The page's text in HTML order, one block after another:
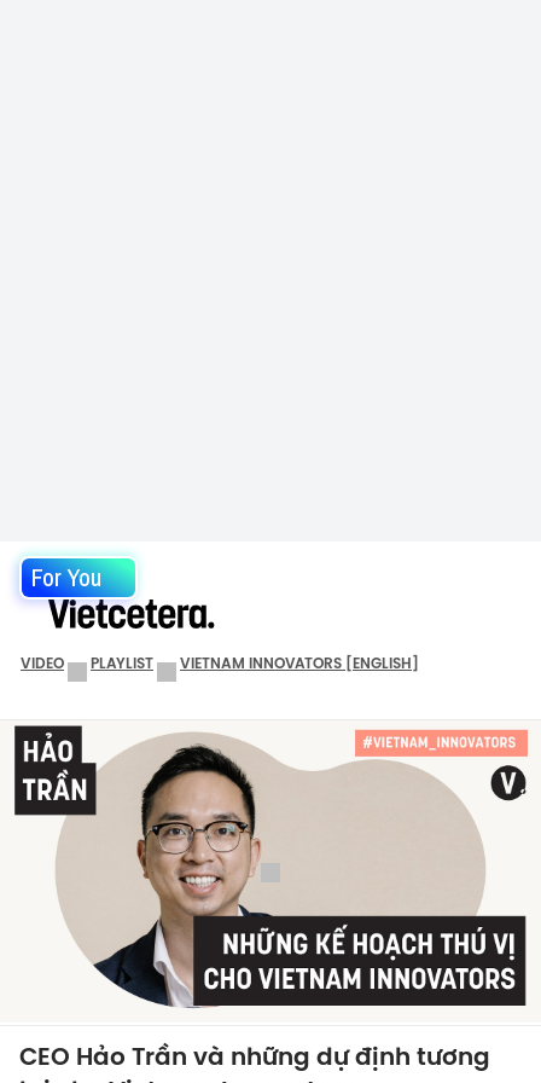
For You
VIDEO PLAYLIST VIETNAM INNOVATORS [ENGLISH]
CEO Hảo Trần và những dự định tương